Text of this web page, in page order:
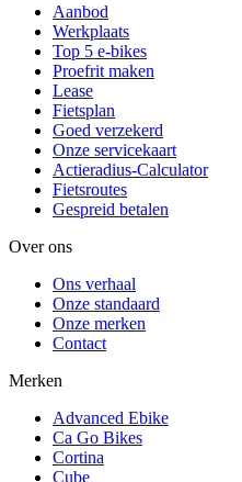
Aanbod
Werkplaats
Top 5 e-bikes
Proefrit maken
Lease
Fietsplan
Goed verzekerd
Onze servicekaart
Actieradius-Calculator
Fietsroutes
Gespreid betalen
Over ons
Ons verhaal
Onze standaard
Onze merken
Contact
Merken
Advanced Ebike
Ca Go Bikes
Cortina
Cube